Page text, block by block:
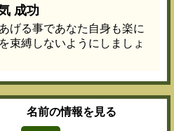
成功
げる事であなた自身も楽に
束縛しないようにしましょ
名前の情報を見る